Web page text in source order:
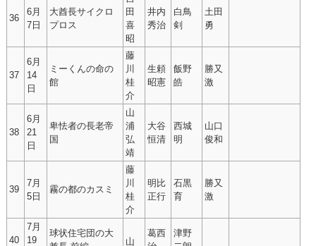
36
6月
7日
大酋長サイクロ
プロス
田
喜
昭
井内
秀治
白鳥
剣
土田
勇
37
6月
14
日
ミーくんの命の
館
藤
川
桂
介
生頼
昭憲
飯野
皓
勝又
激
38
6月
21
日
卑怯者の長老帝
国
山
浦
弘
靖
大谷
恒清
西城
明
山口
俊和
39
7月
5日
霧の都のカスミ
藤
川
桂
介
明比
正行
石黒
育
勝又
激
40
7月
19
球状住宅団の大
山
葛西
津野